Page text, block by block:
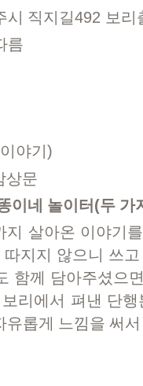
시 직지길492 보리
름
야기 )
상문
이네 놀이터 (두 가
지 살아온 이야기
지지 않으니 쓰
함께 담아주셨으
리에서 펴낸 단
유롭게 느낌을 써